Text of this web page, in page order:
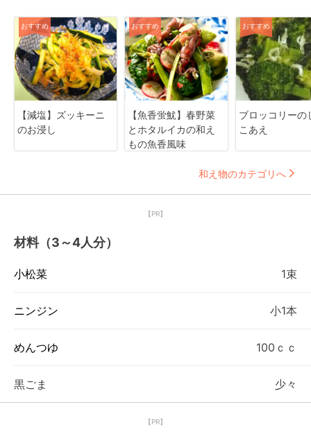
おすすめ
【減塩】ズッキーニ
のお浸し
おすすめ
【魚香蛍魷】春野菜
とホタルイカの和え
もの魚香風味
おすすめ
ブロッコリーの
こあえ
和え物のカテゴリへ
【PR】
材料（3～4人分）
小松菜 1束
ニンジン 小1本
めんつゆ 100ｃｃ
黒ごま 少々
【PR】